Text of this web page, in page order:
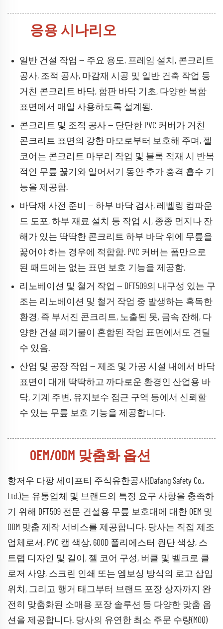
응용 시나리오
일반 건설 작업 — 주요 용도. 프레임 설치, 콘크리트
공사, 조적 공사, 마감재 시공 및 일반 건축 작업 등
거친 콘크리트 바닥, 합판 바닥 기초, 다양한 복합
표면에서 매일 사용하도록 설계됨.
콘크리트 및 조적 공사 — 단단한 PVC 커버가 거친
콘크리트 표면의 강한 마모로부터 보호해 주며, 젤
코어는 콘크리트 마무리 작업 및 블록 적재 시 반복
적인 무릎 꿇기와 일어서기 동안 추가 충격 흡수 기
능을 제공함.
바닥재 사전 준비 — 하부 바닥 검사, 레벨링 컴파운
드 도포, 하부 재료 설치 등 작업 시, 종종 먼지나 잔
해가 있는 딱딱한 콘크리트 하부 바닥 위에 무릎을
꿇어야 하는 경우에 적합함. PVC 커버는 폼만으로
된 패드에는 없는 표면 보호 기능을 제공함.
리노베이션 및 철거 작업 — DFT509의 내구성 있는 구
조는 리노베이션 및 철거 작업 중 발생하는 혹독한
환경, 즉 부서진 콘크리트, 노출된 못, 금속 잔해, 다
양한 건설 폐기물이 혼합된 작업 표면에서도 견딜
수 있음.
산업 및 공장 작업 — 제조 및 가공 시설 내에서 바닥
표면이 대개 딱딱하고 까다로운 환경인 산업용 바
닥, 기계 주변, 유지보수 접근 구역 등에서 신뢰할
수 있는 무릎 보호 기능을 제공합니다.
OEM/ODM 맞춤화 옵션
항저우 다팡 세이프티 주식유한공사(Dafang Safety Co.,
Ltd.)는 유통업체 및 브랜드의 특정 요구 사항을 충족하
기 위해 DFT509 전문 건설용 무릎 보호대에 대한 OEM 및
ODM 맞춤 제작 서비스를 제공합니다. 당사는 직접 제조
업체로서, PVC 캡 색상, 600D 폴리에스터 원단 색상, 스
트랩 디자인 및 길이, 젤 코어 구성, 버클 및 벨크로 클
로저 사양, 스크린 인쇄 또는 엠보싱 방식의 로고 삽입
위치, 그리고 행거 태그부터 브랜드 포장 상자까지 완
전히 맞춤화된 소매용 포장 솔루션 등 다양한 맞춤 옵
션을 제공합니다. 당사의 유연한 최소 주문 수량(MOQ)